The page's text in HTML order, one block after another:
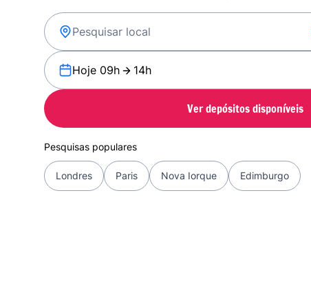
Hoje 09h 14h
Ver depósitos disponíveis
Pesquisas populares
Londres Paris Nova Iorque Edimburgo